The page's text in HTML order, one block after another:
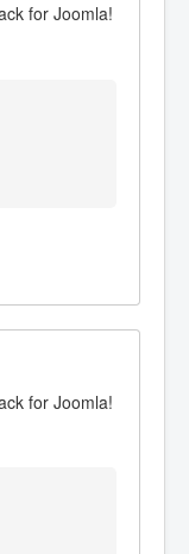
for Joomla!
for Joomla!